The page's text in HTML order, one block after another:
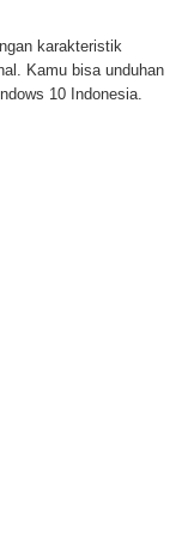
karakteristik
Kamu bisa unduhan
10 Indonesia.